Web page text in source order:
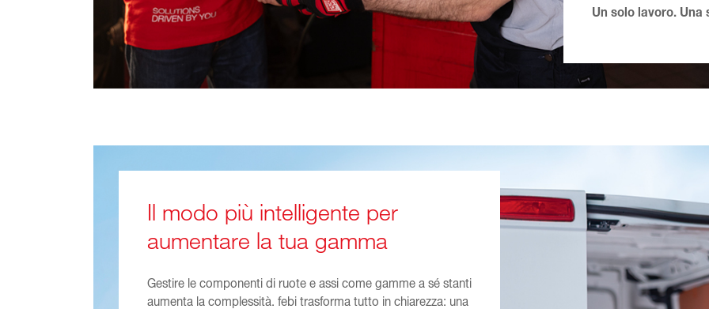
aumentare la tua gamma
soluzione, un marchio affidabile, operazioni più fluide.
Supporti All Around the Wheel:
Soluzione completa per l'ecosistema delle ruote e degli
assi